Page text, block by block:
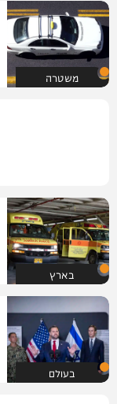
משטרה
בארץ
בעולם